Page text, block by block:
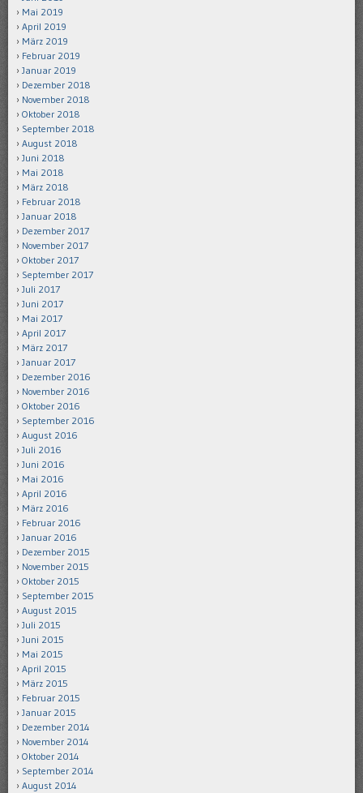
Mai 2019
April 2019
März 2019
Februar 2019
Januar 2019
Dezember 2018
November 2018
Oktober 2018
September 2018
August 2018
Juni 2018
Mai 2018
März 2018
Februar 2018
Januar 2018
Dezember 2017
November 2017
Oktober 2017
September 2017
Juli 2017
Juni 2017
Mai 2017
April 2017
März 2017
Januar 2017
Dezember 2016
November 2016
Oktober 2016
September 2016
August 2016
Juli 2016
Juni 2016
Mai 2016
April 2016
März 2016
Februar 2016
Januar 2016
Dezember 2015
November 2015
Oktober 2015
September 2015
August 2015
Juli 2015
Juni 2015
Mai 2015
April 2015
März 2015
Februar 2015
Januar 2015
Dezember 2014
November 2014
Oktober 2014
September 2014
August 2014